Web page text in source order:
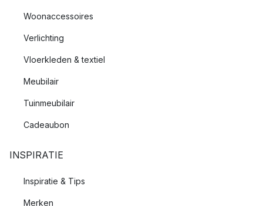
Woonaccessoires
Verlichting
Vloerkleden & textiel
Meubilair
Tuinmeubilair
Cadeaubon
INSPIRATIE
Inspiratie & Tips
Merken